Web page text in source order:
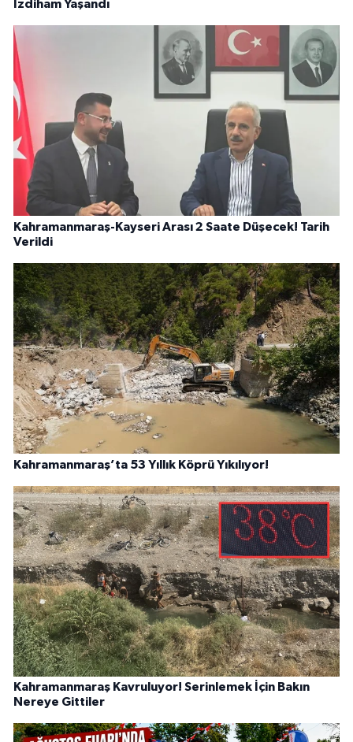
İzdiham Yaşandı
Kahramanmaraş-Kayseri Arası 2 Saate Düşecek! Tarih
Verildi
Kahramanmaraş’ta 53 Yıllık Köprü Yıkılıyor!
Kahramanmaraş Kavruluyor! Serinlemek İçin Bakın
Nereye Gittiler